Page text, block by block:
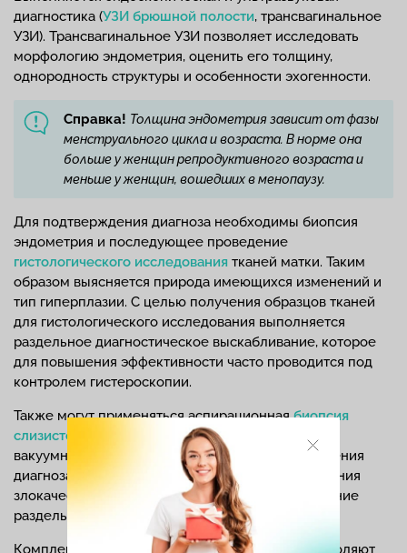
диагностика (УЗИ брюшной полости, трансвагинальное
УЗИ). Трансвагинальное УЗИ позволяет исследовать
морфологию эндометрия, оценить его толщину,
однородность структуры и особенности эхогенности.
Справка! Толщина эндометрия зависит от фазы
менструального цикла и возраста. В норме она
больше у женщин репродуктивного возраста и
меньше у женщин, вошедших в менопаузу.
Для подтверждения диагноза необходимы биопсия
эндометрия и последующее проведение
гистологического исследования тканей матки. Таким
образом выясняется природа имеющихся изменений и
тип гиперплазии. С целью получения образцов тканей
для гистологического исследования выполняется
раздельное диагностическое выскабливание, которое
для повышения эффективности часто проводится под
контролем гистероскопии.
Также могут применяться аспирационнаябиопсия
слизистой матки
(Пайпель биопсия), мануальная
вакуумная аспирация, но только для подтверждения
диагноза гиперплазии эндометрия. Для исключения
злокачественных процессов требуется проведение
раздельного диагностического выскабливания.
Комплексное обследование и диагностика позволяют